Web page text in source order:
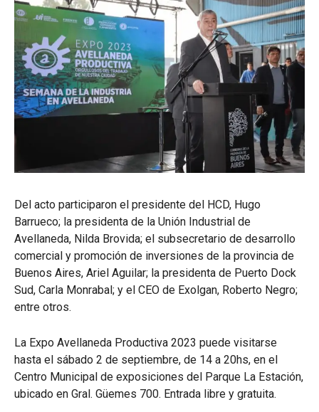
Del acto participaron el presidente del HCD, Hugo
Barrueco; la presidenta de la Unión Industrial de
Avellaneda, Nilda Brovida; el subsecretario de desarrollo
comercial y promoción de inversiones de la provincia de
Buenos Aires, Ariel Aguilar; la presidenta de Puerto Dock
Sud, Carla Monrabal; y el CEO de Exolgan, Roberto Negro;
entre otros.
La Expo Avellaneda Productiva 2023 puede visitarse
hasta el sábado 2 de septiembre, de 14 a 20hs, en el
Centro Municipal de exposiciones del Parque La Estación,
ubicado en Gral. Güemes 700. Entrada libre y gratuita.